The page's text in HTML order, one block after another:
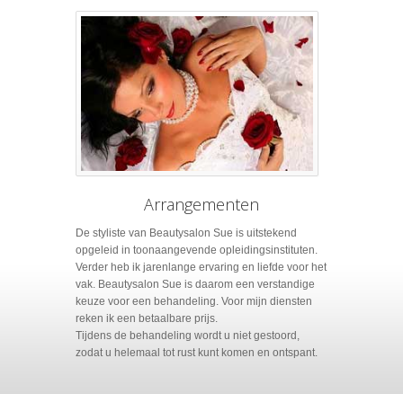
Arrangementen
De styliste van Beautysalon Sue is uitstekend
opgeleid in toonaangevende opleidingsinstituten.
Verder heb ik jarenlange ervaring en liefde voor het
vak. Beautysalon Sue is daarom een verstandige
keuze voor een behandeling. Voor mijn diensten
reken ik een betaalbare prijs.
Tijdens de behandeling wordt u niet gestoord,
zodat u helemaal tot rust kunt komen en ontspant.